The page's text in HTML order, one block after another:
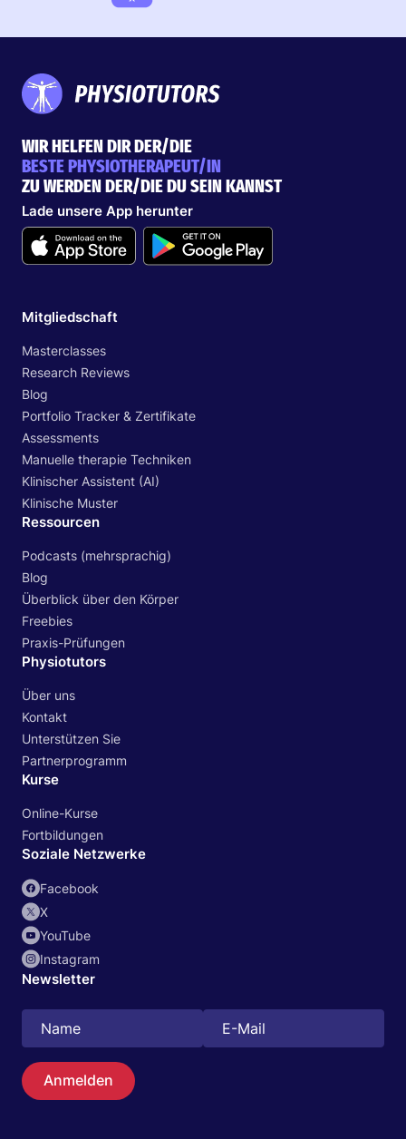
WIR HELFEN DIR DER/DIE
BESTE PHYSIOTHERAPEUT/IN
ZU WERDEN DER/DIE DU SEIN KANNST
Lade unsere App herunter
Mitgliedschaft
Masterclasses
Research Reviews
Blog
Portfolio Tracker & Zertifikate
Assessments
Manuelle therapie Techniken
Klinischer Assistent (AI)
Klinische Muster
Ressourcen
Podcasts (mehrsprachig)
Blog
Überblick über den Körper
Freebies
Praxis-Prüfungen
Physiotutors
Über uns
Kontakt
Unterstützen Sie
Partnerprogramm
Kurse
Online-Kurse
Fortbildungen
Soziale Netzwerke
Facebook
X
YouTube
Instagram
Newsletter
Anmelden